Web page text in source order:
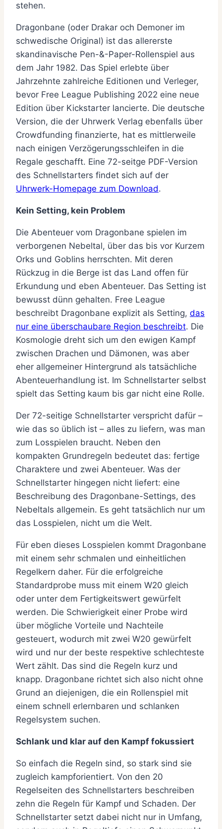
stehen.
Dragonbane (oder Drakar och Demoner im
schwedische Original) ist das allererste
skandinavische Pen-&-Paper-Rollenspiel aus
dem Jahr 1982. Das Spiel erlebte über
Jahrzehnte zahlreiche Editionen und Verleger,
bevor Free League Publishing 2022 eine neue
Edition über Kickstarter lancierte. Die deutsche
Version, die der Uhrwerk Verlag ebenfalls über
Crowdfunding finanzierte, hat es mittlerweile
nach einigen Verzögerungsschleifen in die
Regale geschafft. Eine 72-seitge PDF-Version
des Schnellstarters findet sich auf der
Uhrwerk-Homepage zum Download.
Kein Setting, kein Problem
Die Abenteuer vom Dragonbane spielen im
verborgenen Nebeltal, über das bis vor Kurzem
Orks und Goblins herrschten. Mit deren
Rückzug in die Berge ist das Land offen für
Erkundung und eben Abenteuer. Das Setting ist
bewusst dünn gehalten. Free League
beschreibt Dragonbane explizit als Setting, das
nur eine überschaubare Region beschreibt. Die
Kosmologie dreht sich um den ewigen Kampf
zwischen Drachen und Dämonen, was aber
eher allgemeiner Hintergrund als tatsächliche
Abenteuerhandlung ist. Im Schnellstarter selbst
spielt das Setting kaum bis gar nicht eine Rolle.
Der 72-seitige Schnellstarter verspricht dafür –
wie das so üblich ist – alles zu liefern, was man
zum Losspielen braucht. Neben den
kompakten Grundregeln bedeutet das: fertige
Charaktere und zwei Abenteuer. Was der
Schnellstarter hingegen nicht liefert: eine
Beschreibung des Dragonbane-Settings, des
Nebeltals allgemein. Es geht tatsächlich nur um
das Losspielen, nicht um die Welt.
Für eben dieses Losspielen kommt Dragonbane
mit einem sehr schmalen und einheitlichen
Regelkern daher. Für die erfolgreiche
Standardprobe muss mit einem W20 gleich
oder unter dem Fertigkeitswert gewürfelt
werden. Die Schwierigkeit einer Probe wird
über mögliche Vorteile und Nachteile
gesteuert, wodurch mit zwei W20 gewürfelt
wird und nur der beste respektive schlechteste
Wert zählt. Das sind die Regeln kurz und
knapp. Dragonbane richtet sich also nicht ohne
Grund an diejenigen, die ein Rollenspiel mit
einem schnell erlernbaren und schlanken
Regelsystem suchen.
Schlank und klar auf den Kampf fokussiert
So einfach die Regeln sind, so stark sind sie
zugleich kampforientiert. Von den 20
Regelseiten des Schnellstarters beschreiben
zehn die Regeln für Kampf und Schaden. Der
Schnellstarter setzt dabei nicht nur in Umfang,